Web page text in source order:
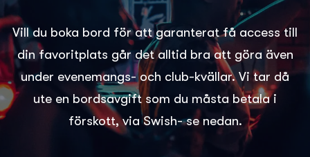
Vill du boka bord för att garanterat få access till
din favoritplats går det alltid bra att göra även
under evenemangs- och club-kvällar. Vi tar då
ute en bordsavgift som du måsta betala i
förskott, via Swish- se nedan.